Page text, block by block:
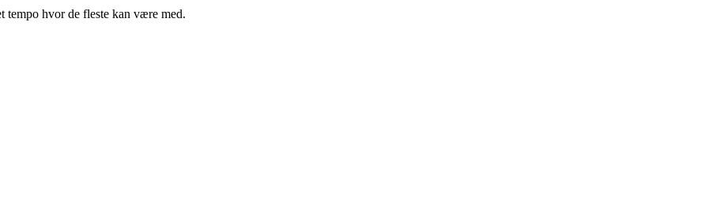
hvor de fleste kan være med.